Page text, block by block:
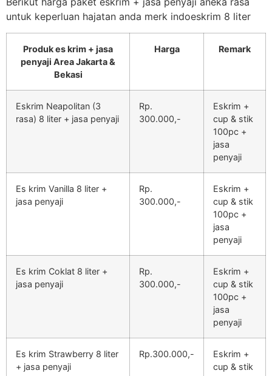
untuk keperluan hajatan anda merk indoeskrim 8 liter
Produk es krim + jasa
penyaji Area Jakarta &
Bekasi
Harga Remark
Eskrim Neapolitan (3
rasa) 8 liter + jasa penyaji
Rp.
300.000,-
Eskrim +
cup & stik
100pc +
jasa
penyaji
Es krim Vanilla 8 liter +
jasa penyaji
Rp.
300.000,-
Eskrim +
cup & stik
100pc +
jasa
penyaji
Es krim Coklat 8 liter +
jasa penyaji
Rp.
300.000,-
Eskrim +
cup & stik
100pc +
jasa
penyaji
Es krim Strawberry 8 liter
+ jasa penyaji
Rp.300.000,-
Eskrim +
cup & stik